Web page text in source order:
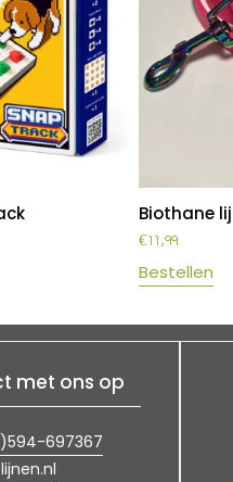
Biothane
€11,99
Bestellen
met ons op
697367